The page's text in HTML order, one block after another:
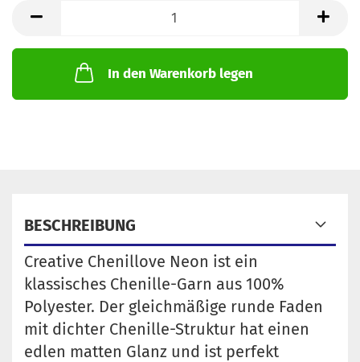
Stück
In den Warenkorb legen
BESCHREIBUNG
Creative Chenillove Neon ist ein
klassisches Chenille-Garn aus 100%
Polyester. Der gleichmäßige runde Faden
mit dichter Chenille-Struktur hat einen
edlen matten Glanz und ist perfekt